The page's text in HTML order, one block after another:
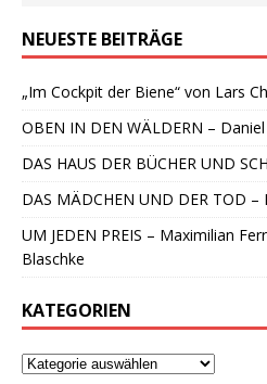
NEUESTE BEITRÄGE
„Im Cockpit der Biene“ von Lars
OBEN IN DEN WÄLDERN –
DAS HAUS DER BÜCHER UND
DAS MÄDCHEN UND DER TOD –
UM JEDEN PREIS – Maximilian
Blaschke
KATEGORIEN